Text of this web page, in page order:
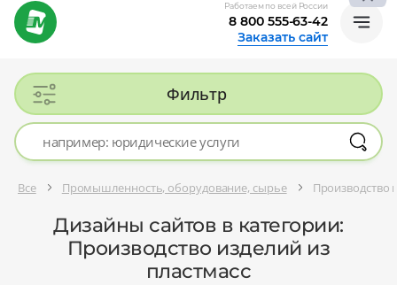
Работаем по всей России
8 800 555-63-42
Заказать сайт
Фильтр
Все Промышленность, оборудование, сырье Производство
Дизайны сайтов в категории:
Производство изделий из
пластмасс